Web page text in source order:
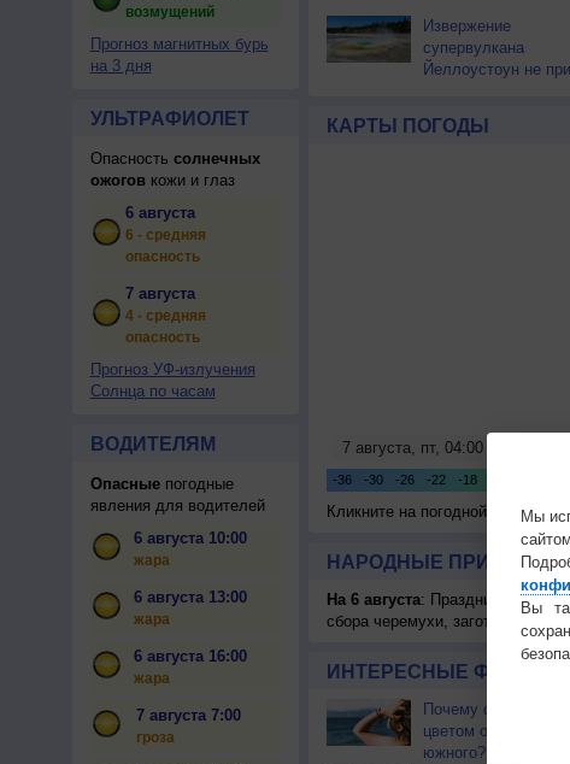
возмущений
Прогноз магнитных бурь
на 3 дня
УЛЬТРАФИОЛЕТ
Опасность солнечных
ожоговкожи и глаз
6 августа
6 - средняя
опасность
7 августа
4 - средняя
опасность
Прогноз УФ-излучения
Солнца по часам
ВОДИТЕЛЯМ
Опасныепогодные
явления для водителей
6 августа 10:00
жара
6 августа 13:00
жара
6 августа 16:00
жара
7 августа 7:00
гроза
Извержение
супервулкана
Йеллоустоун не
КАРТЫ ПОГОДЫ
Кликните на погодной карте
НАРОДНЫЕ ПРИМЕТЫ
На 6 августа: Праздник жатвы.
сбора черемухи, заготавливают
ИНТЕРЕСНЫЕ ФАКТЫ О
Почему северный
цветом отличается
южного?
Мы
Вы